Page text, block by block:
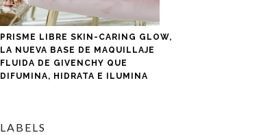
PRISME LIBRE SKIN-CARING GLOW,
LA NUEVA BASE DE MAQUILLAJE
FLUIDA DE GIVENCHY QUE
DIFUMINA, HIDRATA E ILUMINA
LABELS